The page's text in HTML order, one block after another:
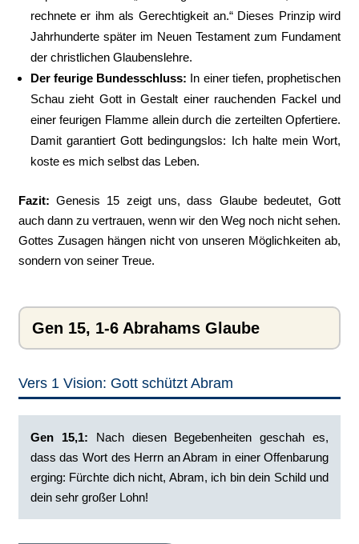
rechnete er ihm als Gerechtigkeit an.“ Dieses Prinzip wird
Jahrhunderte später im Neuen Testament zum Fundament
der christlichen Glaubenslehre.
Der feurige Bundesschluss: In einer tiefen, prophetischen
Schau zieht Gott in Gestalt einer rauchenden Fackel und
einer feurigen Flamme allein durch die zerteilten Opfertiere.
Damit garantiert Gott bedingungslos: Ich halte mein Wort,
koste es mich selbst das Leben.
Fazit: Genesis 15 zeigt uns, dass Glaube bedeutet, Gott
auch dann zu vertrauen, wenn wir den Weg noch nicht sehen.
Gottes Zusagen hängen nicht von unseren Möglichkeiten ab,
sondern von seiner Treue.
Gen 15, 1-6 Abrahams Glaube
Vers 1 Vision: Gott schützt Abram
Gen 15,1: Nach diesen Begebenheiten geschah es,
dass das Wort des Herrn an Abram in einer Offenbarung
erging: Fürchte dich nicht, Abram, ich bin dein Schild und
dein sehr großer Lohn!